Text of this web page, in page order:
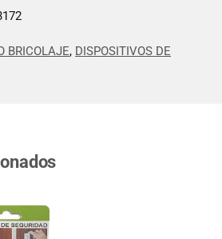
BRICOLAJE, DISPOSITIVOS DE